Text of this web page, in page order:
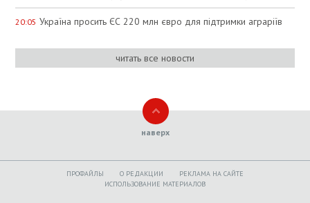
20:05 Україна просить ЄС 220 млн євро для підтримки аграріїв
читать все новости
наверх
ПРОФАЙЛЫ O РЕДАКЦИИ
РЕКЛАМА НА САЙТЕ
ИСПОЛЬЗОВАНИЕ МАТЕРИАЛОВ